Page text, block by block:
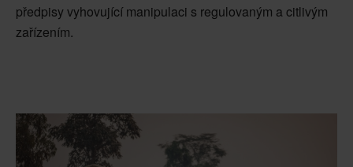
předpisy vyhovující manipulaci s regulovaným a citlivým
zařízením.